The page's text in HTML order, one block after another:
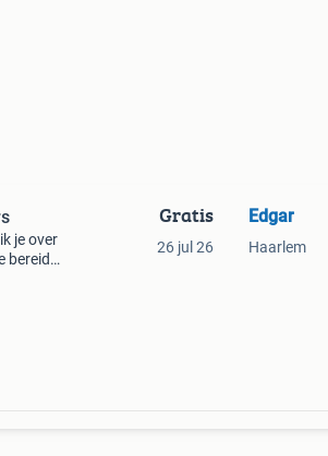
je over
bereid
Gratis
26 jul 26
Edgar
Haarlem